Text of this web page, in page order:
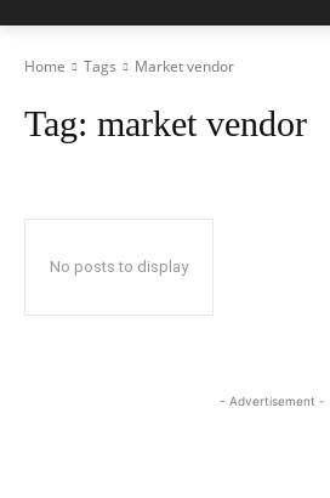
Home Tags Market vendor
Tag: market vendor
No posts to display
- Advertisement -